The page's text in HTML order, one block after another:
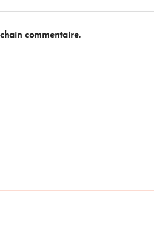
commentaire.